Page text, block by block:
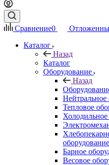
Сравнение0
Каталог
Назад
Каталог
Оборудование
Назад
Нейтральное
Тепловое
оборудование
Барное
Весовое